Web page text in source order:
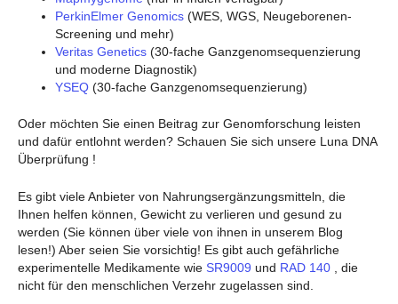
PerkinElmer Genomics (WES, WGS, Neugeborenen-
Screening und mehr)
Veritas Genetics (30-fache Ganzgenomsequenzierung
und moderne Diagnostik)
YSEQ (30-fache Ganzgenomsequenzierung)
Oder möchten Sie einen Beitrag zur Genomforschung leisten
und dafür entlohnt werden? Schauen Sie sich unsere Luna DNA
Überprüfung !
Es gibt viele Anbieter von Nahrungsergänzungsmitteln, die
Ihnen helfen können, Gewicht zu verlieren und gesund zu
werden (Sie können über viele von ihnen in unserem Blog
lesen!) Aber seien Sie vorsichtig! Es gibt auch gefährliche
experimentelle Medikamente wie SR9009 und RAD 140 , die
nicht für den menschlichen Verzehr zugelassen sind.